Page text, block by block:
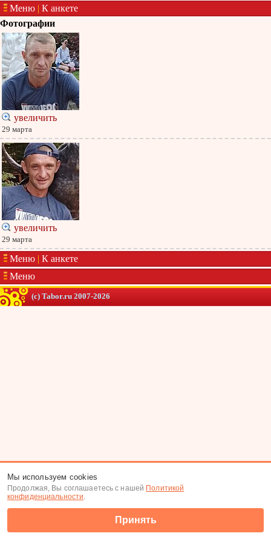
Меню | К анкете
Фотографии
увеличить
29 марта
увеличить
29 марта
Меню | К анкете
Меню
(c) Tabor.ru 2007-2026
Мы используем cookies
Продолжая, Вы соглашаетесь с нашей Политикой
конфиденциальности.
Принять